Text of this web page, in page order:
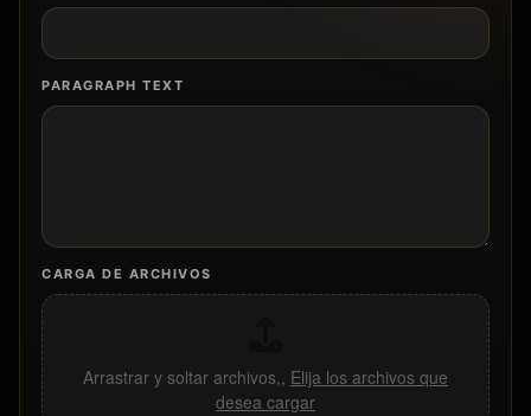
PARAGRAPH TEXT
CARGA DE ARCHIVOS
Arrastrar y soltar archivos,, Elija los archivos que
desea cargar